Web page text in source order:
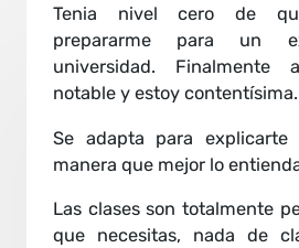
Tenia nivel cero de
prepararme para un
universidad. Finalmente
notable y estoy contentísima.
Se adapta para
manera que mejor lo
Las clases son totalmente
que necesitas, nada de